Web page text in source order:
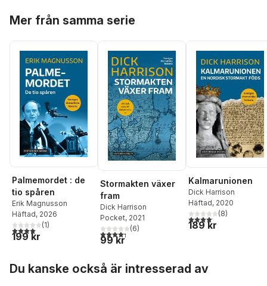
Kristina Ekero Eriksson
Mer från samma serie
Palmemordet : de
tio spåren
Erik Magnusson
Häftad, 2026
4,0utav 5 stjärnor. Totalt antal röster:
(1)
199 kr
Stormakten växer
fram
Dick Harrison
Pocket, 2021
4,3utav 5 stjärnor. Totalt antal röster:
(6)
99 kr
Kalmarunionen
Dick Harrison
Häftad, 2020
4,1utav 5 stjärnor.
(8)
189 kr
Du kanske också är intresserad av